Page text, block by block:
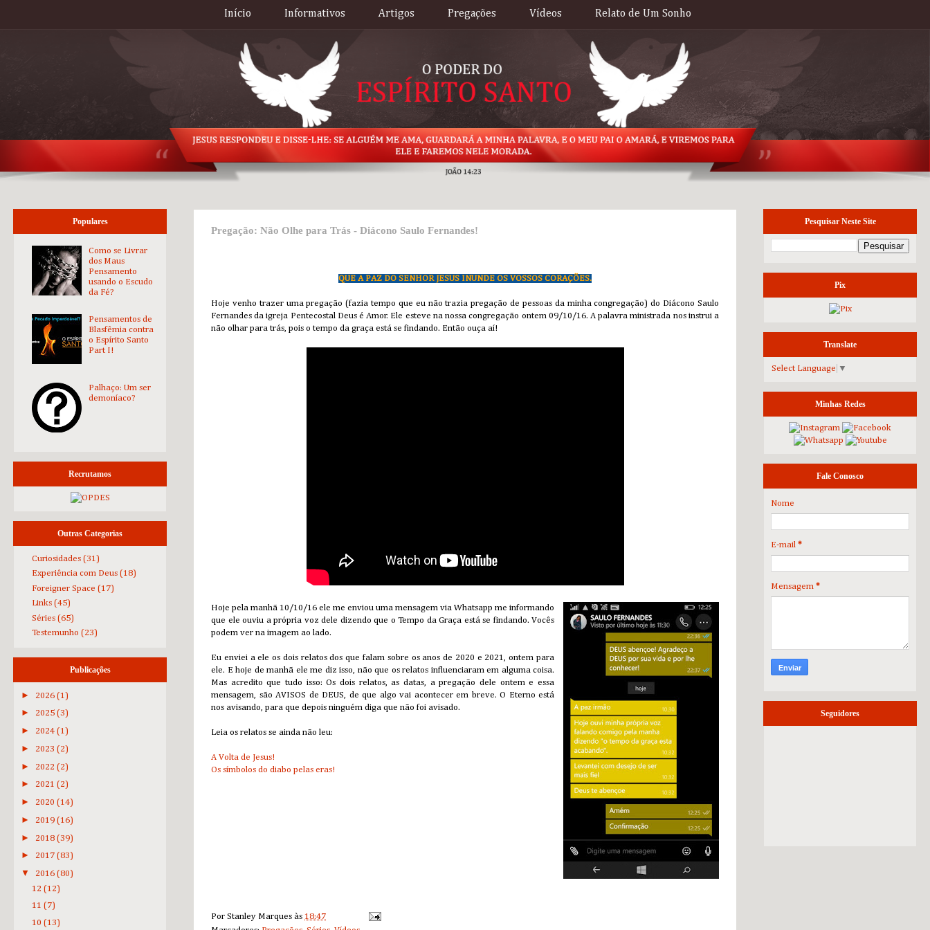
Início Informativos Artigos Pregações Vídeos Relato de Um Sonho
Pregação: Não Olhe para Trás - Diácono Saulo Fernandes!
QUE A PAZ DO SENHOR JESUS INUNDE OS VOSSOS CORAÇÕES.
Hoje venho trazer uma pregação (fazia tempo que eu não trazia pregação de pessoas da minha congregação) do Diácono Saulo
Fernandes da igreja Pentecostal Deus é Amor. Ele esteve na nossa congregação ontem 09/10/16. A palavra ministrada nos instrui a
não olhar para trás, pois o tempo da graça está se findando. Então ouça aí!
Hoje pela manhã 10/10/16 ele me enviou uma mensagem via Whatsapp me informando
que ele ouviu a própria voz dele dizendo que o Tempo da Graça está se findando. Vocês
podem ver na imagem ao lado.
Eu enviei a ele os dois relatos dos que falam sobre os anos de 2020 e 2021, ontem para
ele. E hoje de manhã ele me diz isso, não que os relatos influenciaram em alguma coisa.
Mas acredito que tudo isso: Os dois relatos, as datas, a pregação dele ontem e essa
mensagem, são AVISOS de DEUS, de que algo vai acontecer em breve. O Eterno está
nos avisando, para que depois ninguém diga que não foi avisado.
Leia os relatos se ainda não leu:
A Volta de Jesus!
Os símbolos do diabo pelas eras!
Por Stanley Marques às 18:47
Populares
Como se Livrar
dos Maus
Pensamento
usando o Escudo
da Fé?
Pensamentos de
Blasfêmia contra
o Espírito Santo
Part I!
Palhaço: Um ser
demoníaco?
Recrutamos
Outras Categorias
Curiosidades (31)
Experiência com Deus (18)
Foreigner Space (17)
Links (45)
Séries (65)
Testemunho (23)
Publicações
► 2026 (1)
► 2025 (3)
► 2024 (1)
► 2023 (2)
► 2022 (2)
► 2021 (2)
► 2020 (14)
► 2019 (16)
► 2018 (39)
► 2017 (83)
▼ 2016 (80)
12 (12)
11 (7)
10 (13)
Pesquisar Neste Site
Pix
Translate
Select Language ▼
Minhas Redes
Fale Conosco
Nome
E-mail *
Mensagem *
Seguidores